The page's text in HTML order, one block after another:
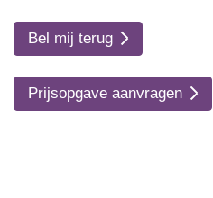
Bel mij terug
Prijsopgave aanvragen